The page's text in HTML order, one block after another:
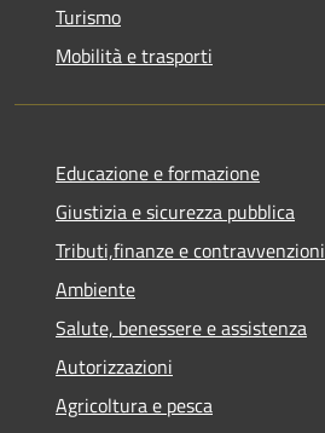
Turismo
Mobilità e trasporti
Educazione e formazione
Giustizia e sicurezza pubblica
Tributi,finanze e contravvenzioni
Ambiente
Salute, benessere e assistenza
Autorizzazioni
Agricoltura e pesca